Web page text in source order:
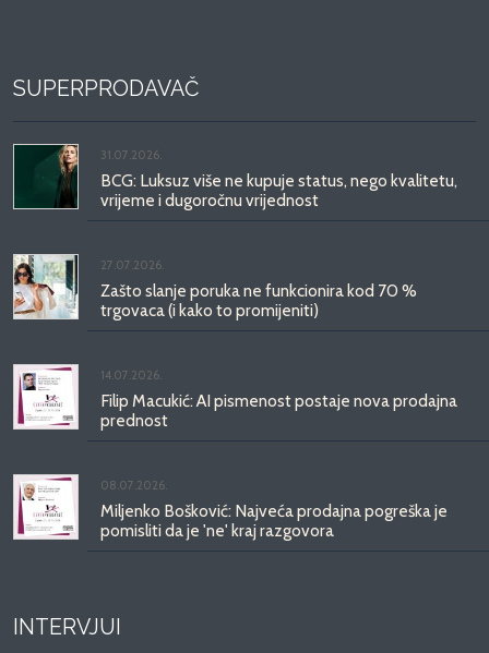
SUPERPRODAVAČ
31.07.2026.
BCG: Luksuz više ne kupuje status, nego kvalitetu,
vrijeme i dugoročnu vrijednost
27.07.2026.
Zašto slanje poruka ne funkcionira kod 70 %
trgovaca (i kako to promijeniti)
14.07.2026.
Filip Macukić: AI pismenost postaje nova prodajna
prednost
08.07.2026.
Miljenko Bošković: Najveća prodajna pogreška je
pomisliti da je 'ne' kraj razgovora
INTERVJUI